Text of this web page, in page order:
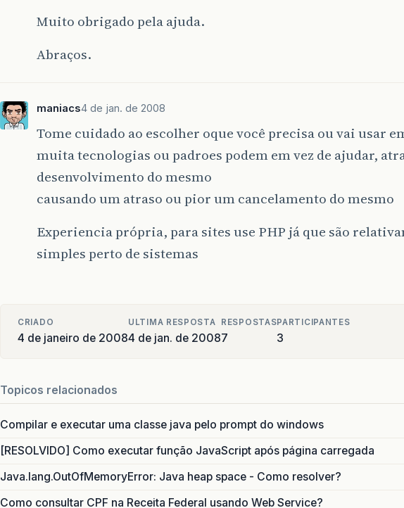
Muito obrigado pela ajuda.
Abraços.
maniacs4 de jan. de 2008
Tome cuidado ao escolher oque você precisa ou vai usar
muita tecnologias ou padroes podem em vez de ajudar,
desenvolvimento do mesmo
causando um atraso ou pior um cancelamento do mesmo
Experiencia própria, para sites use PHP já que são
simples perto de sistemas
CRIADO
4 de janeiro de 2008
ULTIMA RESPOSTA
4 de jan. de 2008
RESPOSTAS
7
PARTICIPANTES
3
Topicos relacionados
Compilar e executar uma classe java pelo prompt do windows
[RESOLVIDO] Como executar função JavaScript após página carregada
Java.lang.OutOfMemoryError: Java heap space - Como resolver?
Como consultar CPF na Receita Federal usando Web Service?